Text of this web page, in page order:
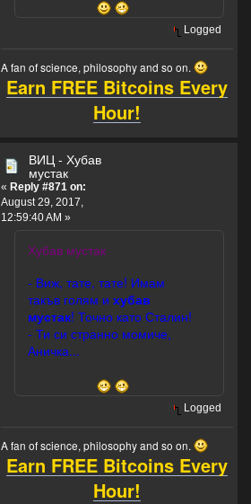
Logged
A fan of science, philosophy and so on.
Earn FREE Bitcoins Every
Hour!
ВИЦ - Хубав
мустак
« Reply #871 on:
August 29, 2017,
12:59:40 AM »
Хубав мустак
- Виж, тате, тате! Имам
такъв голям и хубав
мустак! Точно като Сталин!
- Ти си странно момиче,
Аничка...
Logged
A fan of science, philosophy and so on.
Earn FREE Bitcoins Every
Hour!